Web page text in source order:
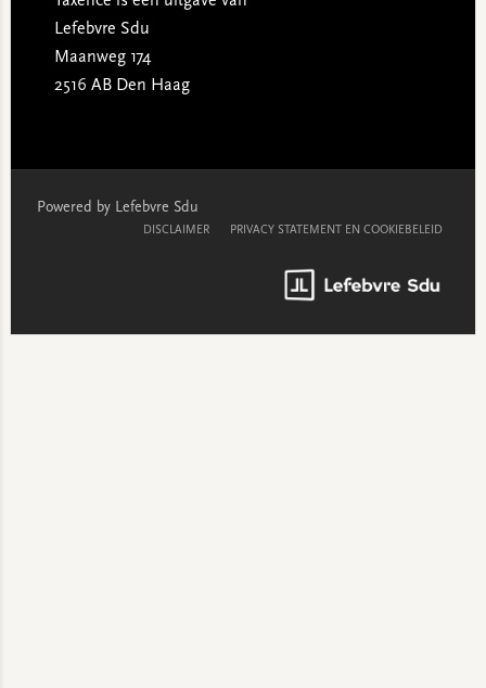
Lefebvre Sdu
Maanweg 174
2516 AB Den Haag
Powered by Lefebvre Sdu
DISCLAIMER PRIVACY STATEMENT EN COOKIEBELEID